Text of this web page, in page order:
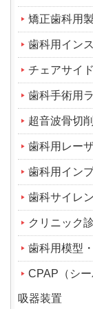
矯正歯科用
歯科用イン
チェアサイ
歯科手術用
超音波骨切
歯科用レー
歯科用イン
歯科サイレ
クリニック
歯科用模型
CPAP（シ
吸器装置